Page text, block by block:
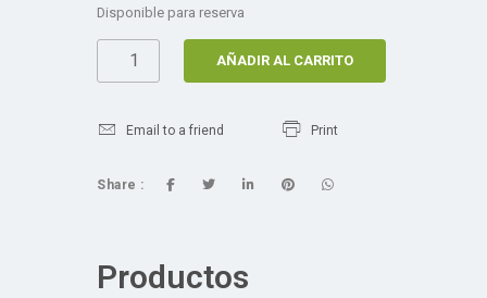
Disponible para reserva
AÑADIR AL CARRITO
Email to a friend Print
Share :
Productos